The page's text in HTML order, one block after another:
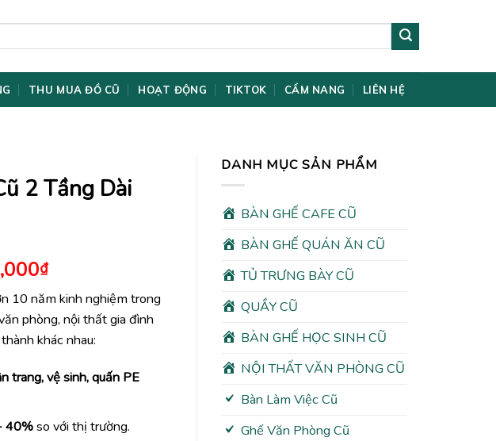
THU MUA ĐỒ CŨ HOẠT ĐỘNG TIKTOK CẨM NANG LIÊN HỆ
DANH MỤC SẢN PHẨM
BÀN GHẾ CAFE CŨ
BÀN GHẾ QUÁN ĂN CŨ
TỦ TRƯNG BÀY CŨ
QUẦY CŨ
BÀN GHẾ HỌC SINH CŨ
NỘI THẤT VĂN PHÒNG CŨ
Bàn Làm Việc Cũ
Ghế Văn Phòng Cũ
2 Tầng Dài
₫Giá
hiện
tại
là:
840,000₫.
10 năm kinh nghiệm trong
phòng, nội thất gia đình
khác nhau:
trang, vệ sinh, quấn PE
40%so với thị trường.